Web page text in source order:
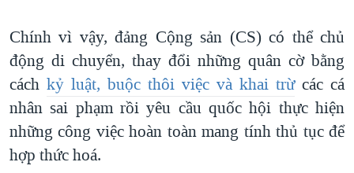
Chính vì vậy, đảng Cộng sản (CS) có thể chủ
động di chuyển, thay đổi những quân cờ bằng
cách kỷ luật, buộc thôi việc và khai trừcác cá
nhân sai phạm rồi yêu cầu quốc hội thực hiện
những công việc hoàn toàn mang tính thủ tục để
hợp thức hoá.